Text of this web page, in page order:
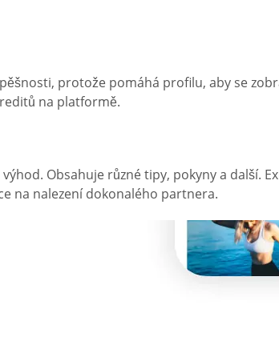
protože pomáhá profilu, aby se
na platformě.
Obsahuje různé tipy, pokyny a
na nalezení dokonalého partnera.